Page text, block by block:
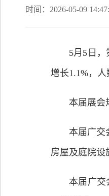
时间：2026-05-09
5月5日，第
增长1.1%，
本届展会规
本届广交会
房屋及庭院
本届广交会